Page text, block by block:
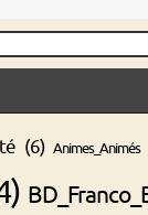
(6) Animes_Animés